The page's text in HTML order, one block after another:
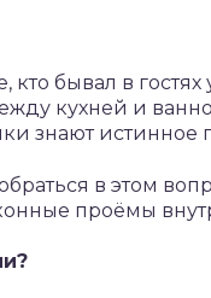
кто бывал в
кухней и
знают истинное
в этом
проёмы